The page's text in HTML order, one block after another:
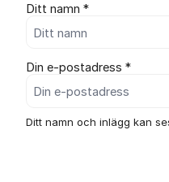
Ditt namn *
Din e-postadress *
Ditt namn och inlägg kan